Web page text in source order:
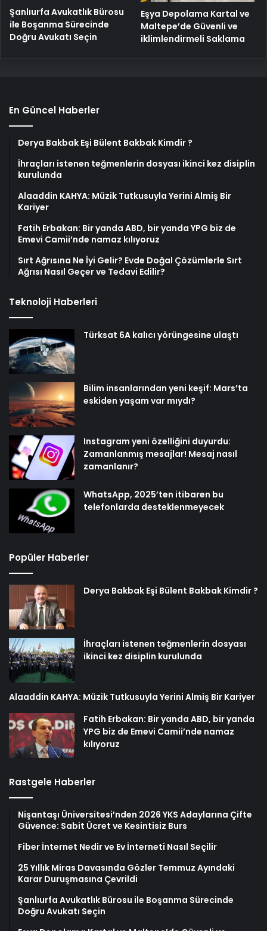
Şanlıurfa Avukatlık Bürosu
ile Boşanma Sürecinde
Doğru Avukatı Seçin
Eşya Depolama Kartal ve
Maltepe’de Güvenli ve
iklimlendirmeli Saklama
En Güncel Haberler
Derya Bakbak Eşi Bülent Bakbak Kimdir ?
İhraçları istenen teğmenlerin dosyası ikinci kez disiplin
kurulunda
Alaaddin KAHYA: Müzik Tutkusuyla Yerini Almiş Bir
Kariyer
Fatih Erbakan: Bir yanda ABD, bir yanda YPG biz de
Emevi Camii’nde namaz kılıyoruz
Sırt Ağrısına Ne İyi Gelir? Evde Doğal Çözümlerle Sırt
Ağrısı Nasıl Geçer ve Tedavi Edilir?
Teknoloji Haberleri
Türksat 6A kalıcı yörüngesine ulaştı
Bilim insanlarından yeni keşif: Mars’ta
eskiden yaşam var mıydı?
Instagram yeni özelliğini duyurdu:
Zamanlanmış mesajlar! Mesaj nasıl
zamanlanır?
WhatsApp, 2025’ten itibaren bu
telefonlarda desteklenmeyecek
Popüler Haberler
Derya Bakbak Eşi Bülent Bakbak Kimdir ?
İhraçları istenen teğmenlerin dosyası
ikinci kez disiplin kurulunda
Alaaddin KAHYA: Müzik Tutkusuyla Yerini Almiş Bir Kariyer
Fatih Erbakan: Bir yanda ABD, bir yanda
YPG biz de Emevi Camii’nde namaz
kılıyoruz
Rastgele Haberler
Nişantaşı Üniversitesi’nden 2026 YKS Adaylarına Çifte
Güvence: Sabit Ücret ve Kesintisiz Burs
Fiber İnternet Nedir ve Ev İnterneti Nasıl Seçilir
25 Yıllık Miras Davasında Gözler Temmuz Ayındaki
Karar Duruşmasına Çevrildi
Şanlıurfa Avukatlık Bürosu ile Boşanma Sürecinde
Doğru Avukatı Seçin